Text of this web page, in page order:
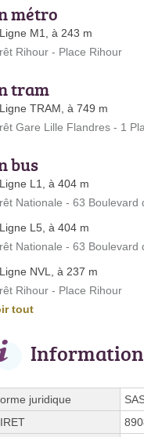
métro
Ligne M1, à 243 m
Rihour - Place Rihour
tram
Ligne TRAM, à 749 m
Gare Lille Flandres - 1
bus
Ligne L1, à 404 m
Nationale - 63 Boulevard
Ligne L5, à 404 m
Nationale - 63 Boulevard
Ligne NVL, à 237 m
Rihour - Place Rihour
tout
juridique